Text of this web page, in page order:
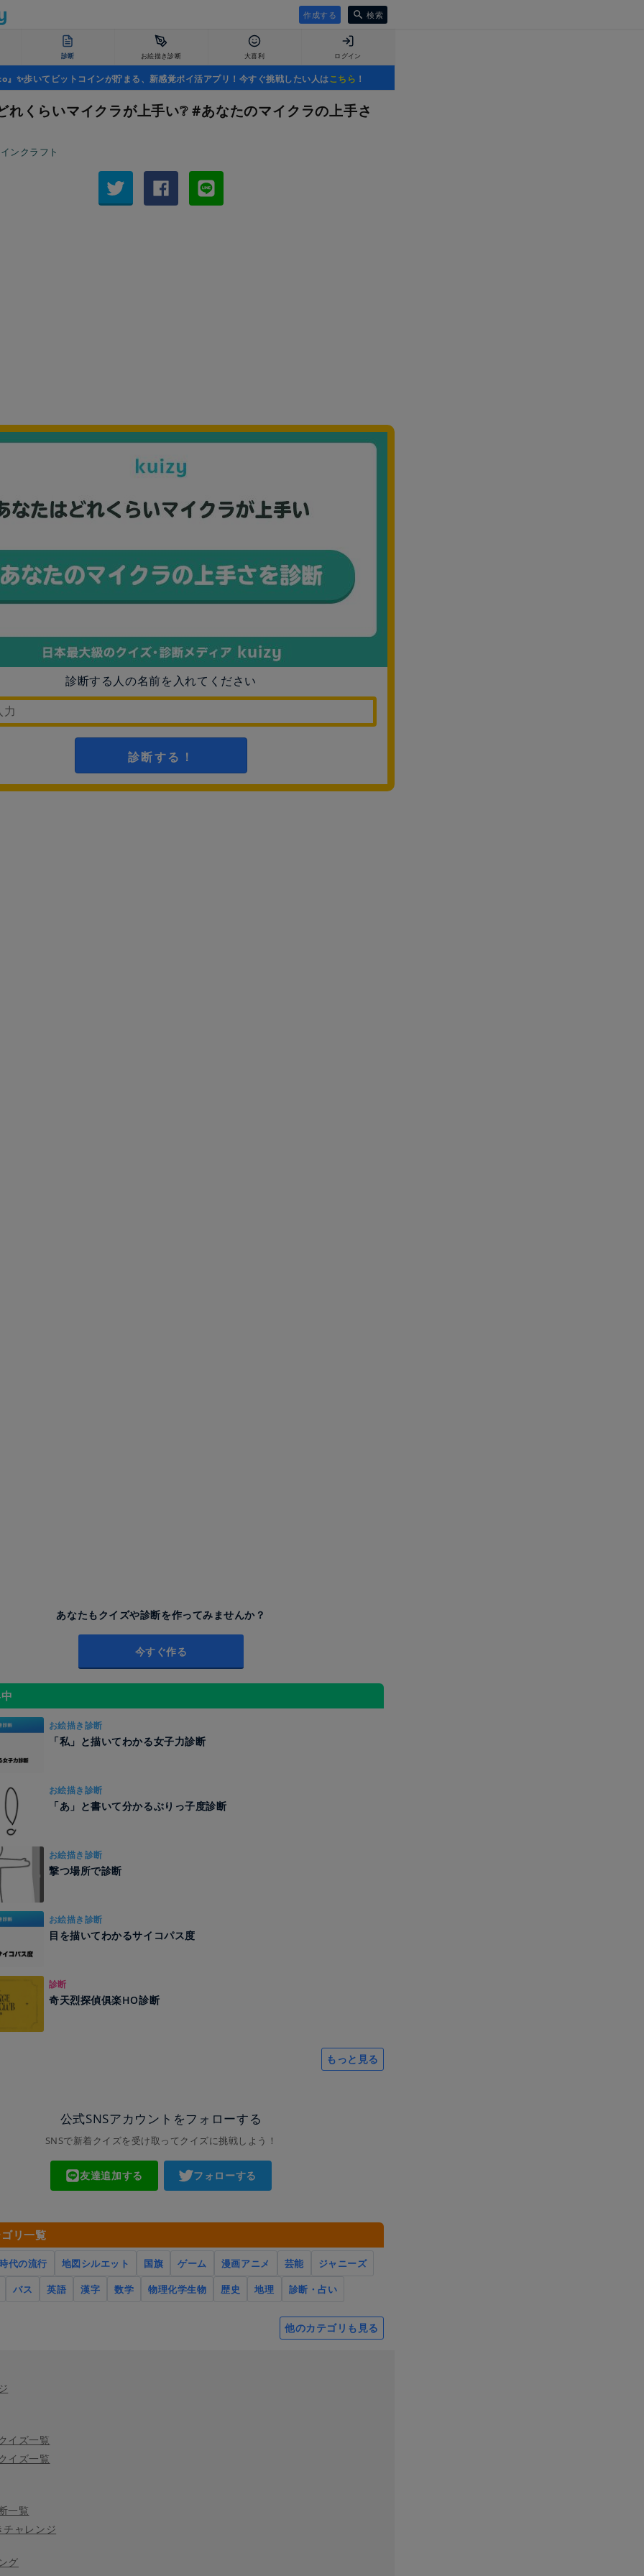
作成する 検索
診断 お絵描き診断 大喜利 ログイン
』✨歩いてビットコインが貯まる、新感覚ポイ活アプリ！今すぐ挑戦したい人はこちら ！
れくらいマイクラが上手い❔ #あなたのマイクラの上手さ
ンクラフト
診断する人の名前を入れてください
診断する！
あなたもクイズや診断を作ってみませんか？
今すぐ作る
お絵描き診断
「私」と描いてわかる女子力診断
お絵描き診断
「あ」と書いて分かるぶりっ子度診断
お絵描き診断
撃つ場所で診断
お絵描き診断
目を描いてわかるサイコパス度
診断
奇天烈探偵俱楽HO診断
もっと見る
公式SNSアカウントをフォローする
SNSで新着クイズを受け取ってクイズに挑戦しよう！
友達追加する フォローする
リ一覧
代の流行 地図シルエット 国旗 ゲーム 漫画アニメ 芸能
ジャニーズ
バス
英語 漢字 数学 物理化学生物 歴史 地理 診断・占い
他のカテゴリも見る
イズ一覧
イズ一覧
一覧
ャレンジ
グ